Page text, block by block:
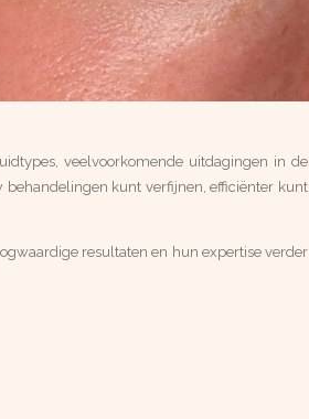
veelvoorkomende uitdagingen in de
behandelingen kunt verfijnen, efficiënter kunt
resultaten en hun expertise verder